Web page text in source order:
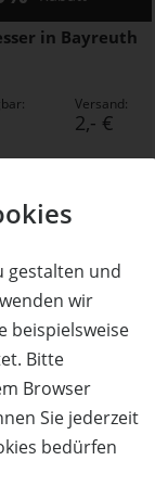
gestalten und
wir
beispielsweise
Bitte
Browser
Sie jederzeit
bedürfen
in Bayreuth
Versand:
2,- €